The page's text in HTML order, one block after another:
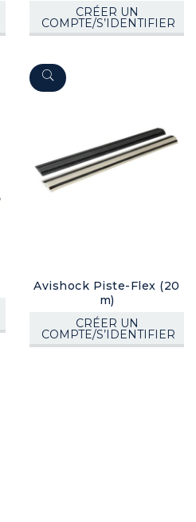
CRÉER UN
COMPTE/S’IDENTIFIER
Avishock Piste-Flex (20
m)
CRÉER UN
COMPTE/S’IDENTIFIER